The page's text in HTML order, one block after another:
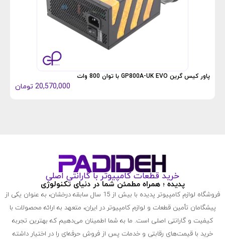
پاور کیس گرین GP800A-UK EVO با توان 800 وات
20,570,000 تومان
خرید قطعات کامپیوتر با گارانتی اصلی
پدیده ؛ همراه مطمئن شما در دنیای تکنولوژی
فروشگاه لوازم کامپیوتر پدیده با بیش از 15 سال سابقه درخشان، به عنوان یکی از
پیشگامان تأمین قطعات و لوازم کامپیوتر در ایران، متعهد به ارائه محصولات با
کیفیت و گارانتی اصلی است. ما به شما اطمینان می‌دهیم که بهترین تجربه
خرید با قیمت‌های رقابتی و خدمات پس از فروش حرفه‌ای را در اختیار داشته